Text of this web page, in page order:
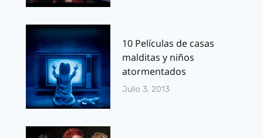
10 Películas de casas
malditas y niños
atormentados
Julio 3, 2013